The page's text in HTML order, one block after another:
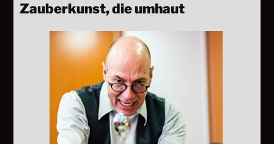
Zauberkunst, die umhaut